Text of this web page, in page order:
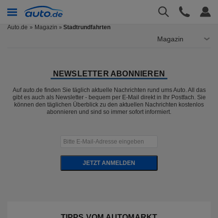
Auto.de Magazin » Stadtrundfahrten
Magazin
NEWSLETTER ABONNIEREN
Auf auto.de finden Sie täglich aktuelle Nachrichten rund ums Auto. All das
gibt es auch als Newsletter - bequem per E-Mail direkt in Ihr Postfach. Sie
können den täglichen Überblick zu den aktuellen Nachrichten kostenlos
abonnieren und sind so immer sofort informiert.
JETZT ANMELDEN